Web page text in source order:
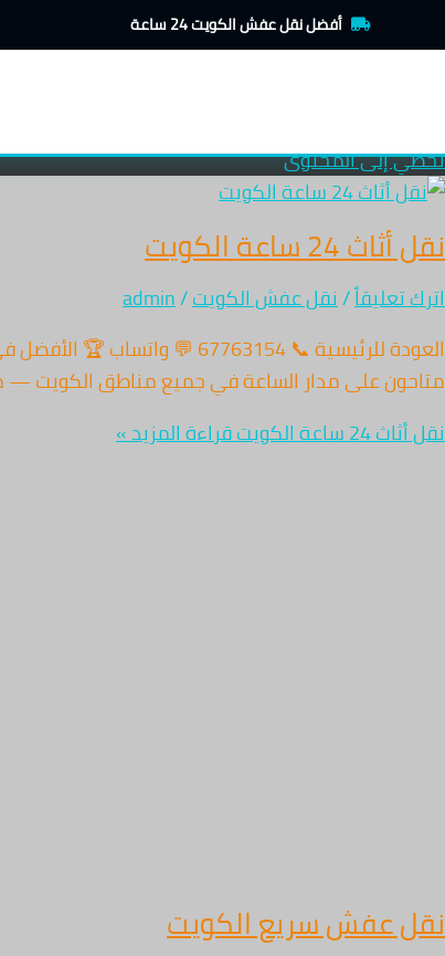
أفضل نقل عفش الكويت 24 ساعة
تخطي إلى المحتوى
نقل أثاث 24 ساعة الكويت
اترك تعليقاً/نقل عفش الكويت/
admin
متاحون على مدار الساعة في جميع مناطق الكويت — من
نقل أثاث 24 ساعة الكويت
قراءة المزيد »
نقل عفش سريع الكويت